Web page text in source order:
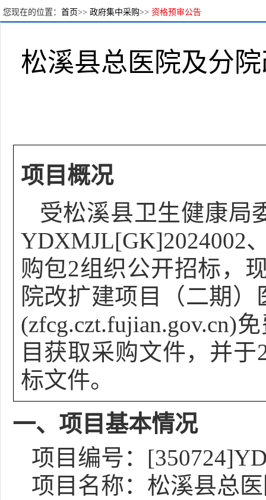
您现在的位置： 首页>> 政府集中采购>> 资格预审公告
松溪县总医院及分
项目概况
受松溪县卫生健康局
YDXMJL[GK]2024002
购包2组织公开招标，
院改扩建项目（二期
(zfcg.czt.fujian.gov.cn)
目获取采购文件，并于
标文件。
一、项目基本情况
项目编号：
项目名称：松溪县总